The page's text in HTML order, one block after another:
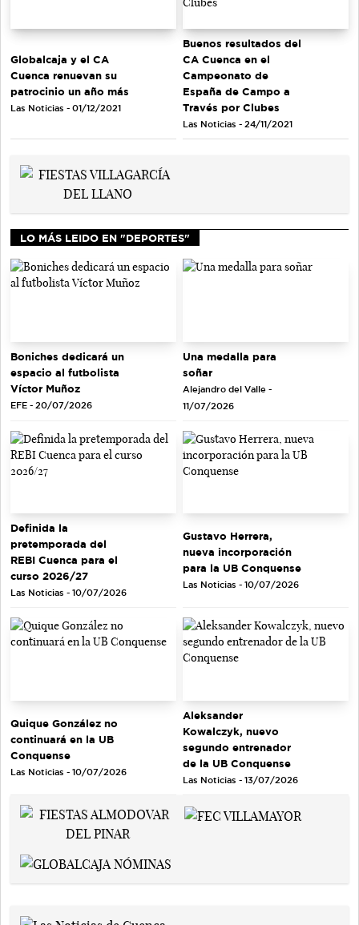
Globalcaja y el CA
Cuenca renuevan su
patrocinio un año más
Las Noticias - 01/12/2021
Buenos resultados del
CA Cuenca en el
Campeonato de
España de Campo a
Través por Clubes
Las Noticias - 24/11/2021
LO MÁS LEIDO EN "DEPORTES"
Boniches dedicará un
espacio al futbolista
Víctor Muñoz
EFE - 20/07/2026
Una medalla para
soñar
Alejandro del Valle -
11/07/2026
Definida la
pretemporada del
REBI Cuenca para el
curso 2026/27
Las Noticias - 10/07/2026
Gustavo Herrera,
nueva incorporación
para la UB Conquense
Las Noticias - 10/07/2026
Quique González no
continuará en la UB
Conquense
Las Noticias - 10/07/2026
Aleksander
Kowalczyk, nuevo
segundo entrenador
de la UB Conquense
Las Noticias - 13/07/2026